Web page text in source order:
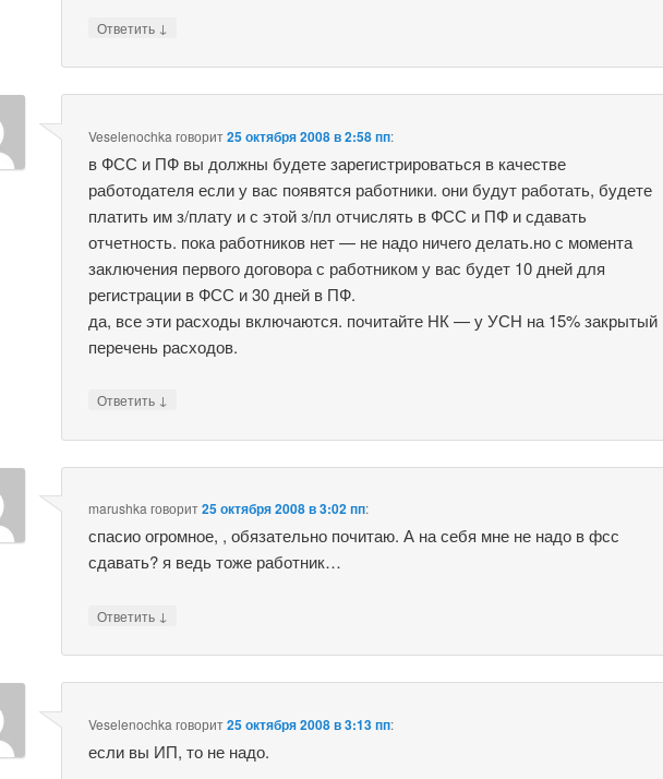
Ответить ↓
Veselenochka говорит25 октября 2008 в 2:58 пп:
в ФСС и ПФ вы должны будете зарегистрироваться в качестве
работодателя если у вас появятся работники. они будут работать, будете
платить им з/плату и с этой з/пл отчислять в ФСС и ПФ и сдавать
отчетность. пока работников нет — не надо ничего делать.но с момента
заключения первого договора с работником у вас будет 10 дней для
регистрации в ФСС и 30 дней в ПФ.
да, все эти расходы включаются. почитайте НК — у УСН на 15% закрытый
перечень расходов.
Ответить ↓
marushka говорит25 октября 2008 в 3:02 пп:
спасио огромное, , обязательно почитаю. А на себя мне не надо в фсс
сдавать? я ведь тоже работник…
Ответить ↓
Veselenochka говорит25 октября 2008 в 3:13 пп:
если вы ИП, то не надо.